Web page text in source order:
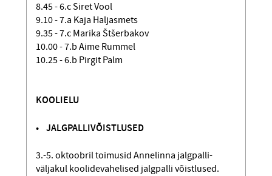
8.45 - 6.c Siret Vool
9.10 - 7.a Kaja Haljasmets
9.35 - 7.c Marika Štšerbakov
10.00 - 7.b Aime Rummel
10.25 - 6.b Pirgit Palm
KOOLIELU
• JALGPALLIVÕISTLUSED
3.-5. oktoobril toimusid Annelinna jalgpalli-
väljakul koolidevahelised jalgpalli võistlused.